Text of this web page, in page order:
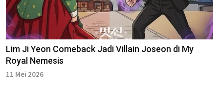
Lim Ji Yeon Comeback Jadi Villain Joseon di My
Royal Nemesis
11 Mei 2026